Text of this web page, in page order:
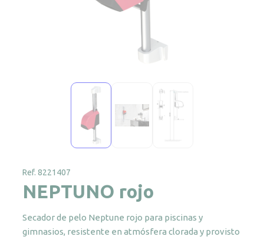
Ref. 8221407
NEPTUNO rojo
Secador de pelo Neptune rojo para piscinas y
gimnasios, resistente en atmósfera clorada y provisto